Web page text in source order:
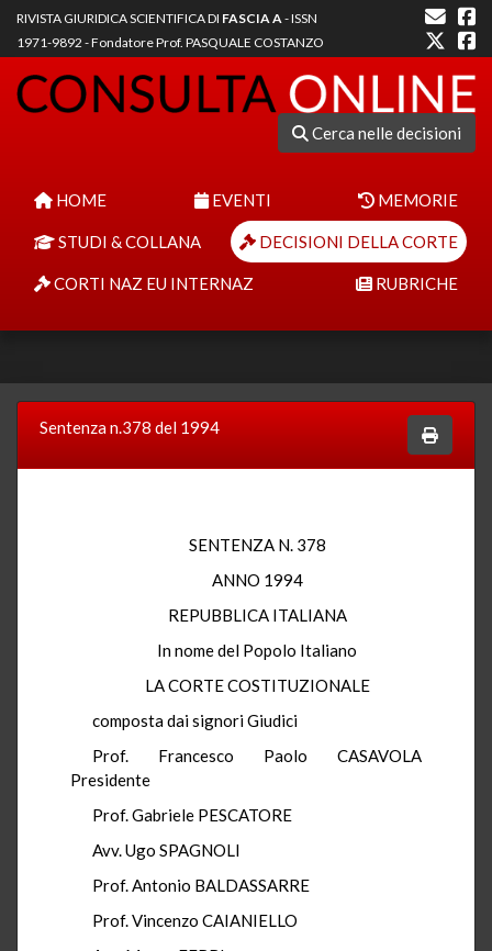
RIVISTA GIURIDICA SCIENTIFICA DI FASCIA A- ISSN
1971-9892 - Fondatore Prof. PASQUALE COSTANZO
Cerca nelle decisioni
HOME EVENTI MEMORIE
STUDI & COLLANA DECISIONI DELLA CORTE
CORTI NAZ EU INTERNAZ RUBRICHE
Sentenza n.378 del 1994
SENTENZA N. 378
ANNO 1994
REPUBBLICA ITALIANA
In nome del Popolo Italiano
LA CORTE COSTITUZIONALE
composta dai signori Giudici
Prof. Francesco Paolo CASAVOLA
Presidente
Prof. Gabriele PESCATORE
Avv. Ugo SPAGNOLI
Prof. Antonio BALDASSARRE
Prof. Vincenzo CAIANIELLO